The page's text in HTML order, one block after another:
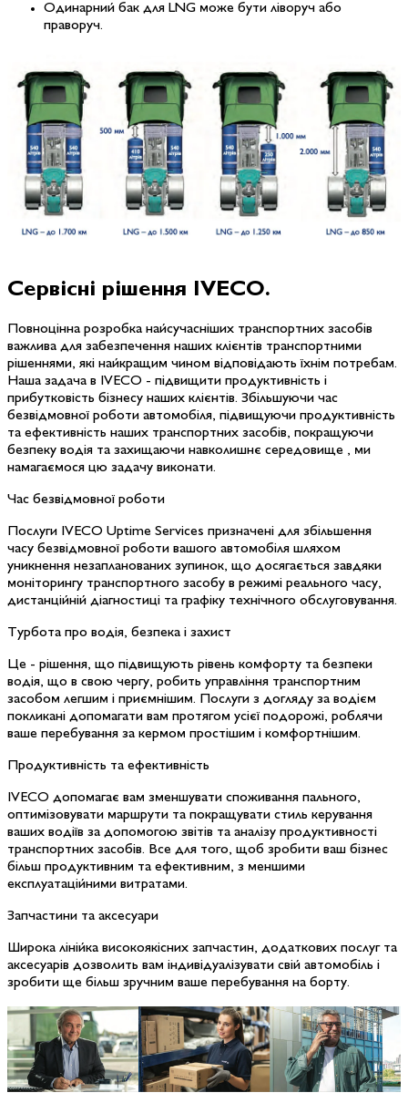
Одинарний бак для LNG може бути ліворуч або
праворуч.
Сервісні рішення IVECO.
Повноцінна розробка найсучасніших транспортних засобів
важлива для забезпечення наших клієнтів транспортними
рішеннями, які найкращим чином відповідають їхнім потребам.
Наша задача в IVECO - підвищити продуктивність і
прибутковість бізнесу наших клієнтів. Збільшуючи час
безвідмовної роботи автомобіля, підвищуючи продуктивність
та ефективність наших транспортних засобів, покращуючи
безпеку водія та захищаючи навколишнє середовище , ми
намагаємося цю задачу виконати.
Час безвідмовної роботи
Послуги IVECO Uptime Services призначені для збільшення
часу безвідмовної роботи вашого автомобіля шляхом
уникнення незапланованих зупинок, що досягається завдяки
моніторингу транспортного засобу в режимі реального часу,
дистанційній діагностиці та графіку технічного обслуговування.
Турбота про водія, безпека і захист
Це - рішення, що підвищують рівень комфорту та безпеки
водія, що в свою чергу, робить управління транспортним
засобом легшим і приємнішим. Послуги з догляду за водієм
покликані допомагати вам протягом усієї подорожі, роблячи
ваше перебування за кермом простішим і комфортнішим.
Продуктивність та ефективність
IVECO допомагає вам зменшувати споживання пального,
оптимізовувати маршрути та покращувати стиль керування
ваших водіїв за допомогою звітів та аналізу продуктивності
транспортних засобів. Все для того, щоб зробити ваш бізнес
більш продуктивним та ефективним, з меншими
експлуатаційними витратами.
Запчастини та аксесуари
Широка лінійка високоякісних запчастин, додаткових послуг та
аксесуарів дозволить вам індивідуалізувати свій автомобіль і
зробити ще більш зручним ваше перебування на борту.